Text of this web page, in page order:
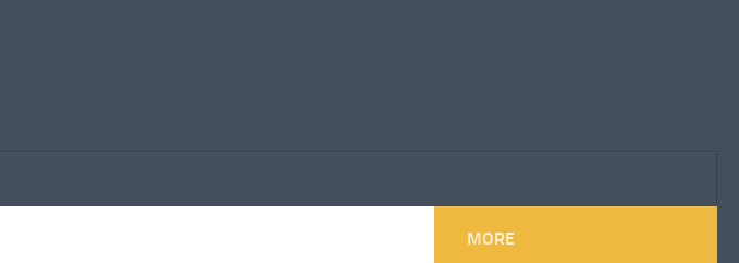
MORE